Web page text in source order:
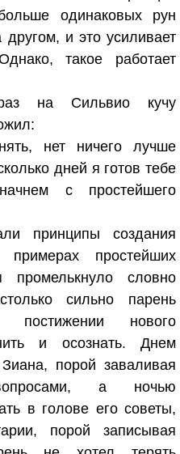
одинаковых рун
и это усиливает
такое работает
на Сильвио кучу
нет ничего лучше
дней я готов тебе
с простейшего
принципы создания
простейших
словно
сильно парень
постижении нового
и осознать. Днем
порой заваливая
а ночью
в голове его советы,
порой записывая